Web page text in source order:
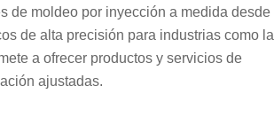
de moldeo por inyección a medida desde
de alta precisión para industrias como la
a ofrecer productos y servicios de
ajustadas.